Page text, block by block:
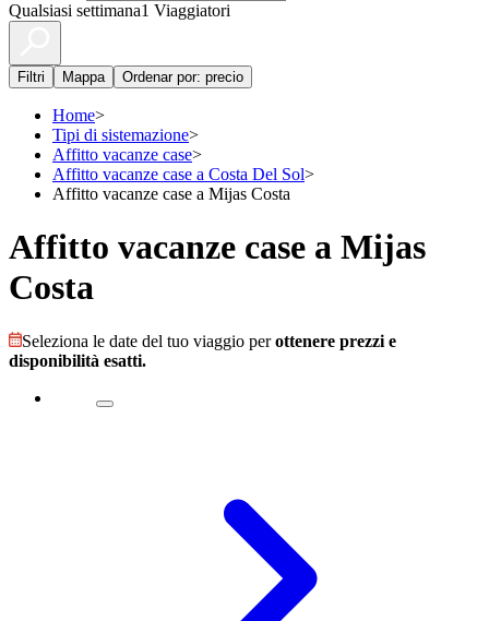
Qualsiasi settimana1 Viaggiatori
Filtri Mappa Ordenar por: precio
Home>
Tipi di sistemazione>
Affitto vacanze case>
Affitto vacanze case a Costa Del Sol>
Affitto vacanze case a Mijas Costa
Affitto vacanze case a Mijas
Costa
Seleziona le date del tuo viaggio perottenere prezzi e
disponibilità esatti.